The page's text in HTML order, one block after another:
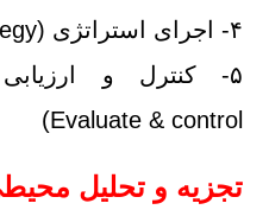
۴- اجرای استراتژی (strategy)
Evaluate & control)
تجزیه و تحلیل